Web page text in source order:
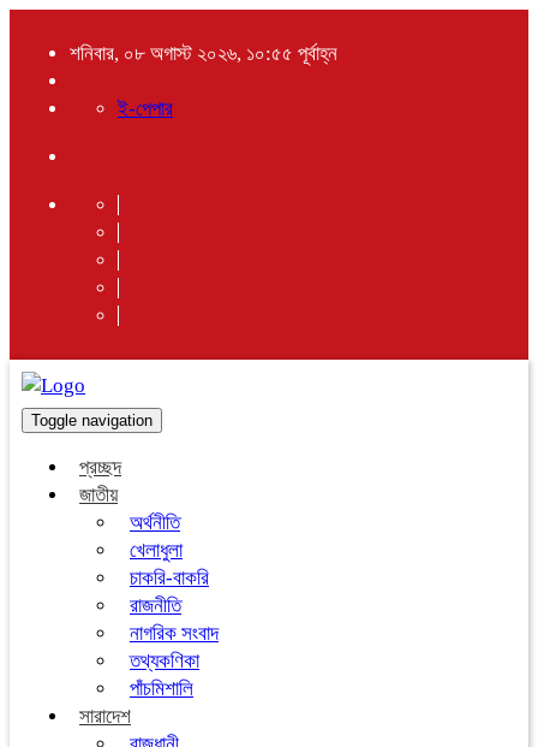
শনিবার, ০৮ অগাস্ট ২০২৬, ১০:৫৫ পূর্বাহ্ন
ই-পেপার
Toggle navigation
প্রচ্ছদ
জাতীয়
অর্থনীতি
খেলাধুলা
চাকরি-বাকরি
রাজনীতি
নাগরিক সংবাদ
তথ্যকণিকা
পাঁচমিশালি
সারাদেশ